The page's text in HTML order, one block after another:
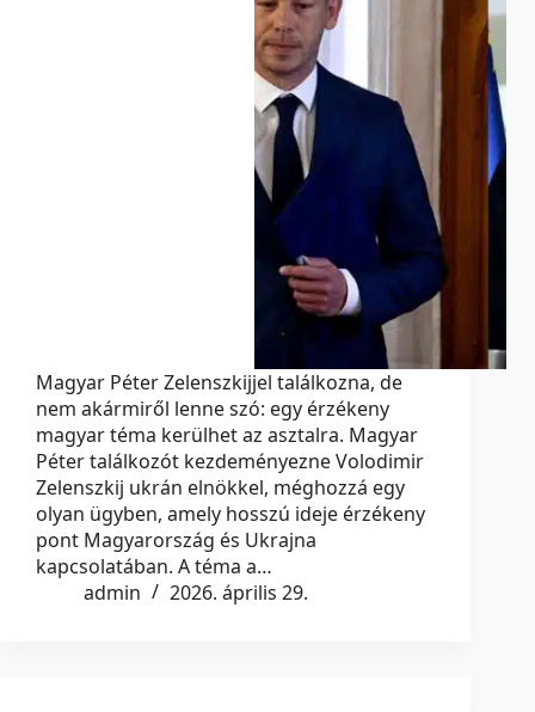
Magyar Péter Zelenszkijjel találkozna, de
nem akármiről lenne szó: egy érzékeny
magyar téma kerülhet az asztalra. Magyar
Péter találkozót kezdeményezne Volodimir
Zelenszkij ukrán elnökkel, méghozzá egy
olyan ügyben, amely hosszú ideje érzékeny
pont Magyarország és Ukrajna
kapcsolatában. A téma a…
admin
2026. április 29.